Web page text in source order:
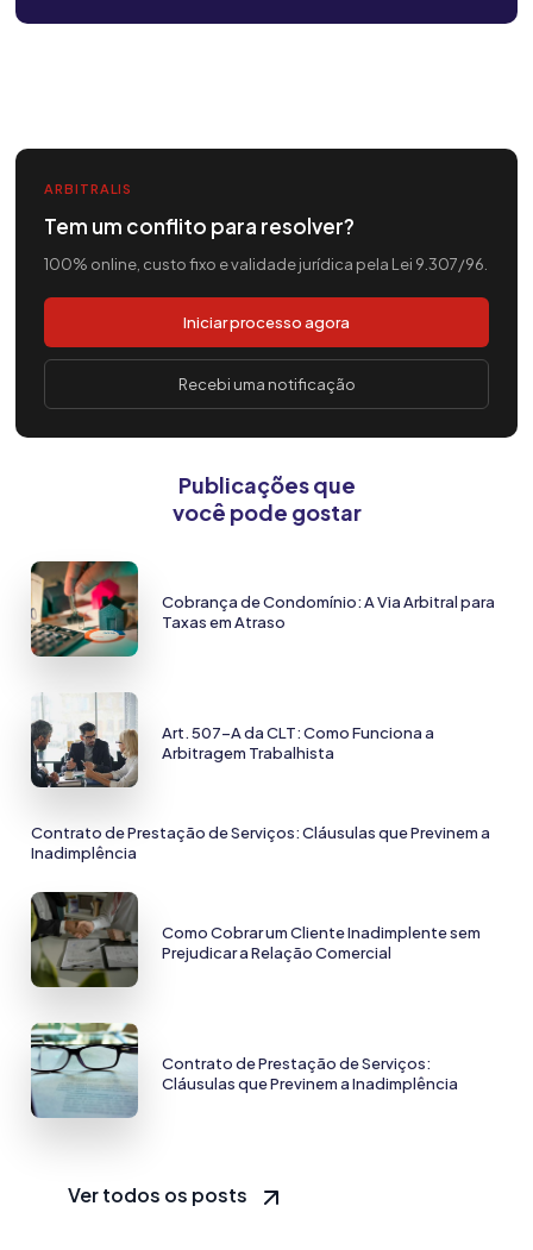
ARBITRALIS
Tem um conflito para resolver?
100% online, custo fixo e validade jurídica pela Lei 9.307/96.
Iniciar processo agora
Recebi uma notificação
Publicações que
você pode gostar
Cobrança de Condomínio: A Via Arbitral para
Taxas em Atraso
Art. 507-A da CLT: Como Funciona a
Arbitragem Trabalhista
Contrato de Prestação de Serviços: Cláusulas que Previnem a
Inadimplência
Como Cobrar um Cliente Inadimplente sem
Prejudicar a Relação Comercial
Contrato de Prestação de Serviços:
Cláusulas que Previnem a Inadimplência
Ver todos os posts